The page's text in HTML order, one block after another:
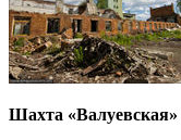
Шахта «Валуевская»